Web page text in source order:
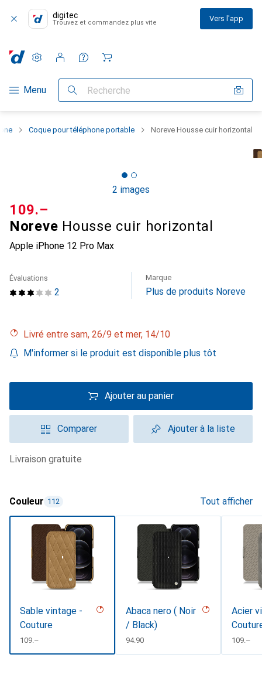
digitec
Trouvez et commandez plus vite Vers l'app
Navigation par catégorie
Menu Recherche
Paramètres
Compte client
Listes de comparaison
Listes d'envies
Panier
Coque pour téléphone portable Noreve Housse cuir horizontal
2 images
Noreve Housse cuir horizontal
Apple iPhone 12 Pro Max
CHF
109.–
2
Évaluations Marque
Plus de produits Noreve
Livré entre sam, 26/9 et mer, 14/10
M'informer si le produit est disponible plus tôt
Ajouter au panier
Comparer Ajouter à la liste
livraison gratuite
Couleur 112 Tout afficher
Sable vintage -
Couture
CHF
109.–
Abaca nero ( Noir
/ Black)
CHF
94.90
Acier
CHF
109.–